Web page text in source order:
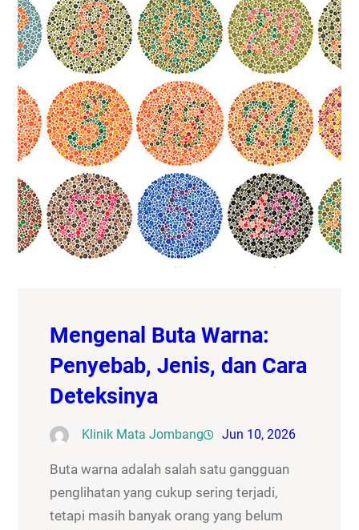
Mengenal Buta Warna:
Penyebab, Jenis, dan Cara
Deteksinya
Klinik Mata Jombang Jun 10, 2026
Buta warna adalah salah satu gangguan
penglihatan yang cukup sering terjadi,
tetapi masih banyak orang yang belum